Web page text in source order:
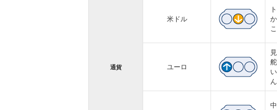
通貨
米ドル
ユーロ